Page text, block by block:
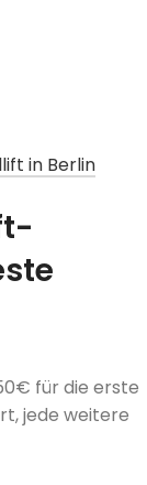
in Berlin
für die erste
jede weitere